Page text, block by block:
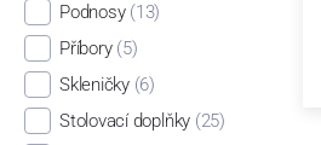
Podnosy (13)
Příbory (5)
Skleničky (6)
Stolovací doplňky (25)